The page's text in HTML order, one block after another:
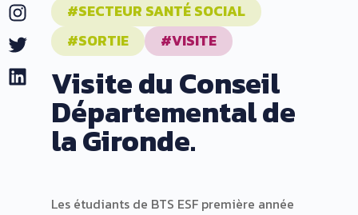
Instagram
Twitter
LinkedIn
#SECTEUR SANTÉ SOCIAL
#SORTIE
#VISITE
Visite du Conseil
Départemental de
la Gironde.
Les étudiants de BTS ESF première année